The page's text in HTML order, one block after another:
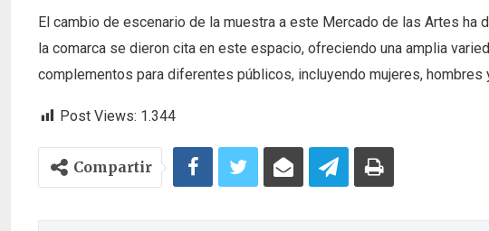
El cambio de escenario de la muestra a este Mercado de las Artes
la comarca se dieron cita en este espacio, ofreciendo una amplia
complementos para diferentes públicos, incluyendo mujeres, hombres
Post Views: 1.344
Compartir